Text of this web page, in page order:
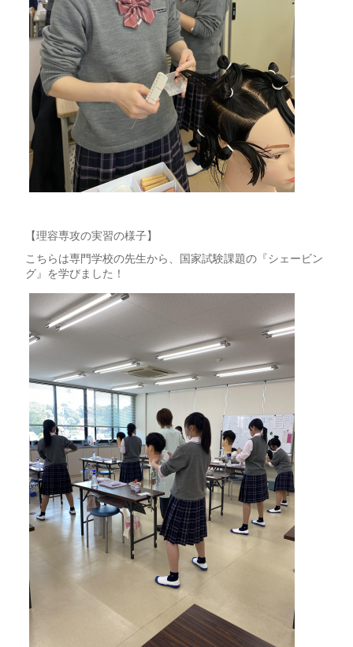
【理容専攻の実習の様子】
こちらは専門学校の先生から、国家試験課題の『シェービン
グ』を学びました！